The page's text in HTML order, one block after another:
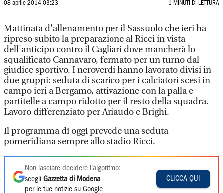
08 aprile 2014 03:23 1 MINUTI DI LETTURA
Mattinata d'allenamento per il Sassuolo che ieri ha
ripreso subito la preparazione al Ricci in vista
dell'anticipo contro il Cagliari dove mancherà lo
squalificato Cannavaro, fermato per un turno dal
giudice sportivo. I neroverdi hanno lavorato divisi in
due gruppi: seduta di scarico per i calciatori scesi in
campo ieri a Bergamo, attivazione con la palla e
partitelle a campo ridotto per il resto della squadra.
Lavoro differenziato per Ariaudo e Brighi.
Il programma di oggi prevede una seduta
pomeridiana sempre allo stadio Ricci.
Non lasciare decidere l'algoritmo:
scegli Gazzetta di Modena
per le tue notizie su Google
CLICCA QUI